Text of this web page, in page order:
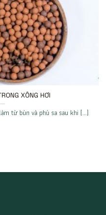
XÔNG HƠI
từ bùn và phù sa sau khi [...]